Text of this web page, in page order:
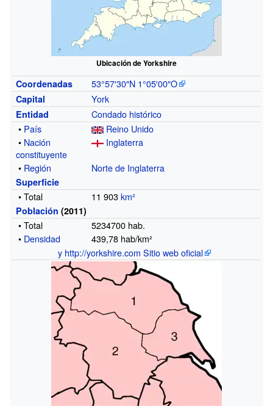
Ubicación de Yorkshire
Coordenadas 53°57′30″N 1°05′00″O
Capital York
Entidad
Condado histórico
• País
Reino Unido
• Nación
constituyente
Inglaterra
• Región Norte de Inglaterra
Superficie
• Total 11 903 km²
Población (2011)
• Total 5234700 hab.
• Densidad
439,78 hab/km²
y http://yorkshire.com Sitio web oficial